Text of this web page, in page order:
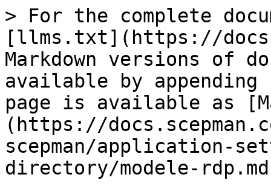
> For the complete
[llms.txt](https://
Markdown versions of
available by
page is available as
(https://
scepman/application-
directory/modele-